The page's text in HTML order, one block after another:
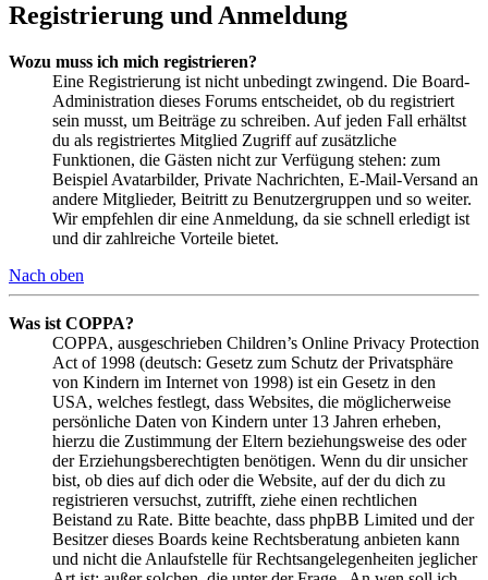
Registrierung und Anmeldung
Wozu muss ich mich registrieren?
Eine Registrierung ist nicht unbedingt zwingend. Die Board-
Administration dieses Forums entscheidet, ob du registriert
sein musst, um Beiträge zu schreiben. Auf jeden Fall erhältst
du als registriertes Mitglied Zugriff auf zusätzliche
Funktionen, die Gästen nicht zur Verfügung stehen: zum
Beispiel Avatarbilder, Private Nachrichten, E-Mail-Versand an
andere Mitglieder, Beitritt zu Benutzergruppen und so weiter.
Wir empfehlen dir eine Anmeldung, da sie schnell erledigt ist
und dir zahlreiche Vorteile bietet.
Nach oben
Was ist COPPA?
COPPA, ausgeschrieben Children’s Online Privacy Protection
Act of 1998 (deutsch: Gesetz zum Schutz der Privatsphäre
von Kindern im Internet von 1998) ist ein Gesetz in den
USA, welches festlegt, dass Websites, die möglicherweise
persönliche Daten von Kindern unter 13 Jahren erheben,
hierzu die Zustimmung der Eltern beziehungsweise des oder
der Erziehungsberechtigten benötigen. Wenn du dir unsicher
bist, ob dies auf dich oder die Website, auf der du dich zu
registrieren versuchst, zutrifft, ziehe einen rechtlichen
Beistand zu Rate. Bitte beachte, dass phpBB Limited und der
Besitzer dieses Boards keine Rechtsberatung anbieten kann
und nicht die Anlaufstelle für Rechtsangelegenheiten jeglicher